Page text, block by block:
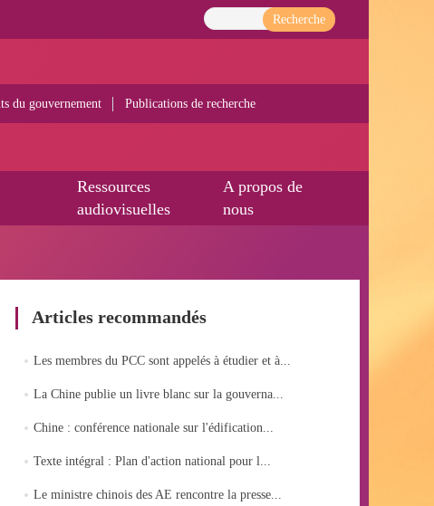
Recherche
du gouvernement Publications de recherche
Ressources
audiovisuelles
A propos de
nous
Articles recommandés
Les membres du PCC sont appelés à étudier et à...
La Chine publie un livre blanc sur la gouverna...
Chine : conférence nationale sur l'édification...
Texte intégral : Plan d'action national pour l...
Le ministre chinois des AE rencontre la presse...